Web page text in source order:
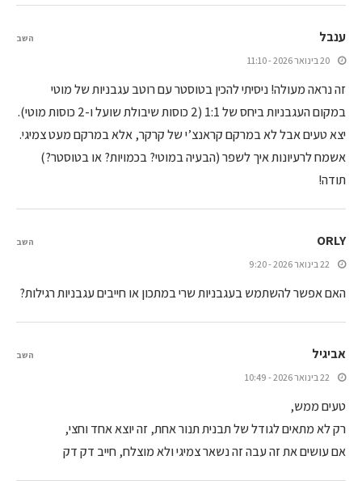
ענבל
20 בינואר 2026 - 11:10
זה נראה מעולה! ניסיתי להכין בטוסטר עם רוטב עגבניות של מוטי
במקום העגבניות ביחס של 1:1 (2 כוסות שיבולת שועל ו-2 כוסות מוטי).
יצא טעים אבל לא במרקם קראנצ’י של קרקר, אלא במרקם מעט צמיגי.
אשמח לרעיונות איך לשפר (הבעיה במוטי? בכמויות? או בטוסטר?)
תודה!
השב
‪ORLY
22 בינואר 2026 - 9:20
האם אפשר להשתמש בעגבניות שרי במתכון או חייבים עגבניות רגילות?
השב
אביגיל
22 בינואר 2026 - 10:49
טעים ממש,
רק לא מתאים לגודל של תבנית תנור אחת, זה יוצא אחד וחצי,
אם עושים את זה עבה זה נשאר צמיגי ולא מוצלח, חייב דק דק
השב